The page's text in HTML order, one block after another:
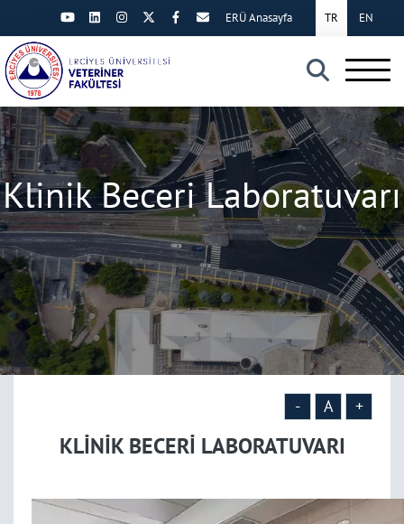
×
TR EN
ERÜ Anasayfa
Klinik Beceri Laboratuvarı
- A +
KLİNİK BECERİ LABORATUVARI